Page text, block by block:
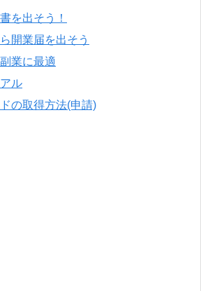
を出そう！
開業届を出そう
業に最適
ル
の取得方法(申請)